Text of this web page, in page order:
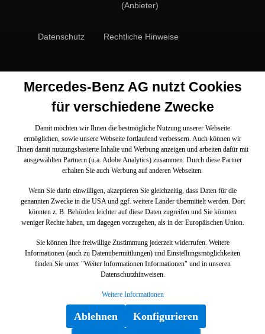
(Anbieter)
Datenschutz Rechtliche Hinweise
Mercedes-Benz AG nutzt Cookies
für verschiedene Zwecke
Damit möchten wir Ihnen die bestmögliche Nutzung unserer Webseite
ermöglichen, sowie unsere Webseite fortlaufend verbessern. Auch können wir
Ihnen damit nutzungsbasierte Inhalte und Werbung anzeigen und arbeiten dafür mit
ausgewählten Partnern (u.a. Adobe Analytics) zusammen. Durch diese Partner
erhalten Sie auch Werbung auf anderen Webseiten.
Wenn Sie darin einwilligen, akzeptieren Sie gleichzeitig, dass Daten für die
genannten Zwecke in die USA und ggf. weitere Länder übermittelt werden. Dort
könnten z. B. Behörden leichter auf diese Daten zugreifen und Sie könnten
weniger Rechte haben, um dagegen vorzugehen, als in der Europäischen Union.
Sie können Ihre freiwillige Zustimmung jederzeit widerrufen. Weitere
Informationen (auch zu Datenübermittlungen) und Einstellungsmöglichkeiten
finden Sie unter "Weiter Informationen Informationen" und in unseren
Datenschutzhinweisen.
Weitere Informationen
Ablehnen Konfigurieren